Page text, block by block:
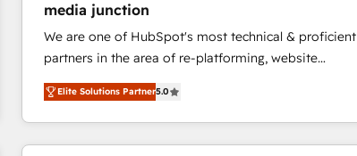
HubSpot experience ✔️Flexible pricing models —
Hourly-fee (assigned one Dedicated HubSpot
Admin); Monthly-fee (HubSpot Admin + Project
Manager); and Fixed Project Cost (as per
requirement). ✔️Helped over 25,000+ customers so
far with our HubSpot solutions. ✔️Bespoke apps &
on-demand bundle services. Connect with us today!
media junction
We are one of HubSpot's most technical & proficient
partners in the area of re-platforming, website
design & development. We specialize in multi-hub
implementations for mid-market & enterprise
companies. We are woman-owned, powered by
coffee, and we ❤️ dogs. We produce award-winning
Elite Solutions Partner5.0